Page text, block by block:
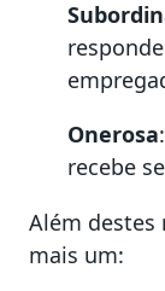
Onerosa
recebe
Além
mais um: